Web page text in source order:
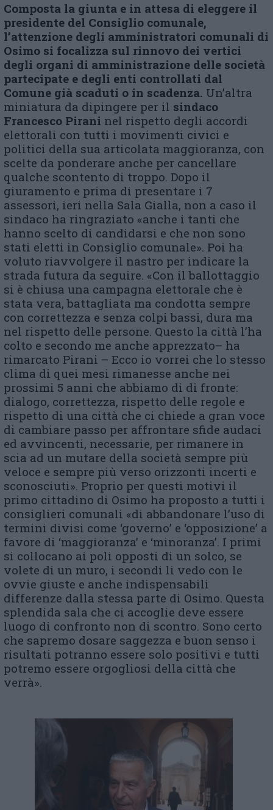
Composta la giunta e in attesa di eleggere il
presidente del Consiglio comunale,
l’attenzione degli amministratori comunali di
Osimo si focalizza sul rinnovo dei vertici
degli organi di amministrazione delle società
partecipate e degli enti controllati dal
Comune già scaduti o in scadenza. Un’altra
miniatura da dipingere per il sindaco
Francesco Pirani nel rispetto degli accordi
elettorali con tutti i movimenti civici e
politici della sua articolata maggioranza, con
scelte da ponderare anche per cancellare
qualche scontento di troppo. Dopo il
giuramento e prima di presentare i 7
assessori, ieri nella Sala Gialla, non a caso il
sindaco ha ringraziato «anche i tanti che
hanno scelto di candidarsi e che non sono
stati eletti in Consiglio comunale». Poi ha
voluto riavvolgere il nastro per indicare la
strada futura da seguire. «Con il ballottaggio
si è chiusa una campagna elettorale che è
stata vera, battagliata ma condotta sempre
con correttezza e senza colpi bassi, dura ma
nel rispetto delle persone. Questo la città l’ha
colto e secondo me anche apprezzato– ha
rimarcato Pirani – Ecco io vorrei che lo stesso
clima di quei mesi rimanesse anche nei
prossimi 5 anni che abbiamo di di fronte:
dialogo, correttezza, rispetto delle regole e
rispetto di una città che ci chiede a gran voce
di cambiare passo per affrontare sfide audaci
ed avvincenti, necessarie, per rimanere in
scia ad un mutare della società sempre più
veloce e sempre più verso orizzonti incerti e
sconosciuti». Proprio per questi motivi il
primo cittadino di Osimo ha proposto a tutti i
consiglieri comunali «di abbandonare l’uso di
termini divisi come ‘governo’ e ‘opposizione’ a
favore di ‘maggioranza’ e ‘minoranza’. I primi
si collocano ai poli opposti di un solco, se
volete di un muro, i secondi li vedo con le
ovvie giuste e anche indispensabili
differenze dalla stessa parte di Osimo. Questa
splendida sala che ci accoglie deve essere
luogo di confronto non di scontro. Sono certo
che sapremo dosare saggezza e buon senso i
risultati potranno essere solo positivi e tutti
potremo essere orgogliosi della città che
verrà».